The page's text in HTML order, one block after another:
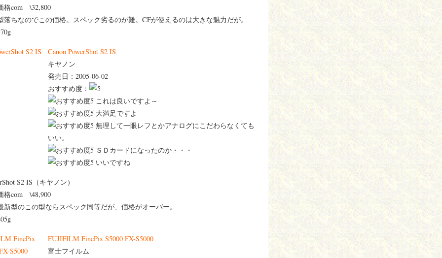
格com \32,800
落ちなのでこの価格。スペック劣るのが難。CFが使えるのは大きな魅力だが。
Canon PowerShot S2 IS
キヤノン
発売日：2005-06-02
おすすめ度：
これは良いですよ～
大満足ですよ
無理して一眼レフとかアナログにこだわらなくても
いい。
ＳＤカードになったのか・・・
いいですね
S2 IS（キヤノン）
格com \48,900
新型のこの型ならスペック同等だが、価格がオーバー。
FUJIFILM FinePix S5000 FX-S5000
富士フイルム